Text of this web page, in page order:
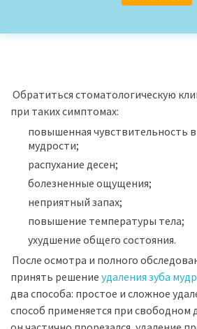
Обратиться стоматологическую
при таких симптомах:
повышенная чувствительность в
мудрости;
распухание десен;
болезненные ощущения;
неприятный запах;
повышение температуры тела;
ухудшение общего состояния.
После осмотра и полного
принять решение удаления зуба
два способа: простое и сложное
способ применяется при свободном